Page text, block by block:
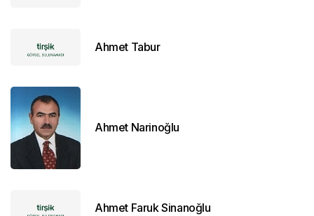
Ahmet Tabur
Ahmet Narinoğlu
Ahmet Faruk Sinanoğlu